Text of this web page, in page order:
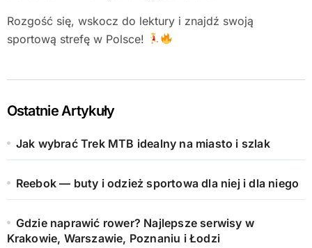
Rozgość się, wskocz do lektury i znajdź swoją
sportową strefę w Polsce!
Ostatnie Artykuły
Jak wybrać Trek MTB idealny na miasto i szlak
Reebok — buty i odzież sportowa dla niej i dla niego
Gdzie naprawić rower? Najlepsze serwisy w
Krakowie, Warszawie, Poznaniu i Łodzi